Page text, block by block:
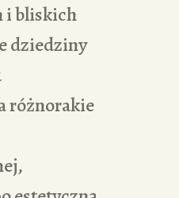
i bliskich
dziedziny
różnorakie